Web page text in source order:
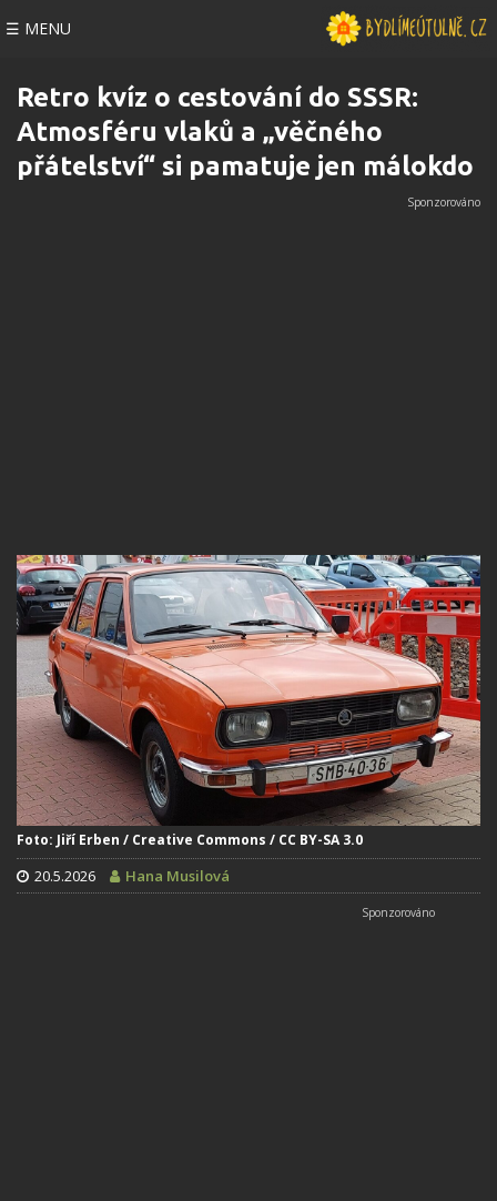
☰ MENU
Retro kvíz o cestování do SSSR:
Atmosféru vlaků a „věčného
přátelství“ si pamatuje jen málokdo
Foto: Jiří Erben / Creative Commons / CC BY-SA 3.0
20.5.2026 Hana Musilová